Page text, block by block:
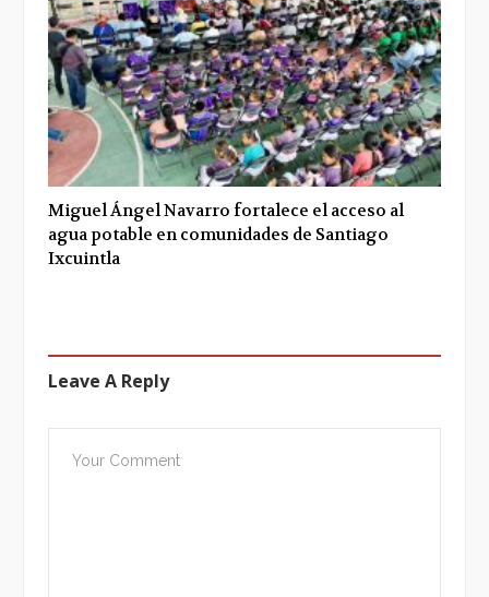
Miguel Ángel Navarro fortalece el acceso al
agua potable en comunidades de Santiago
Ixcuintla
Leave A Reply